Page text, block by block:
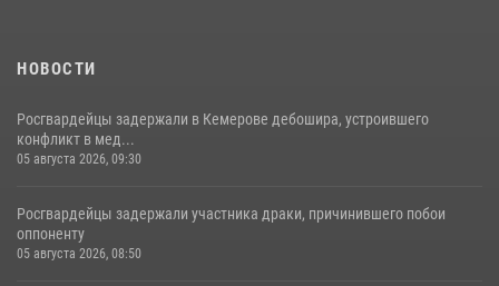
НОВОСТИ
Росгвардейцы задержали в Кемерове дебошира, устроившего
конфликт в мед...
05 августа 2026, 09:30
Росгвардейцы задержали участника драки, причинившего побои
оппоненту
05 августа 2026, 08:50